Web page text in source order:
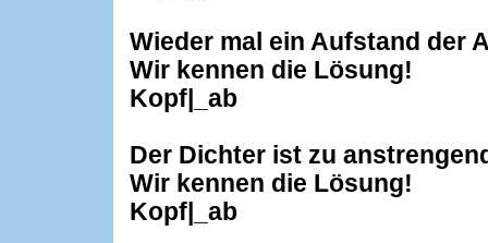
Wieder mal ein Aufstand der
Wir kennen die Lösung!
Kopf|_ab
Der Dichter ist zu
Wir kennen die Lösung!
Kopf|_ab